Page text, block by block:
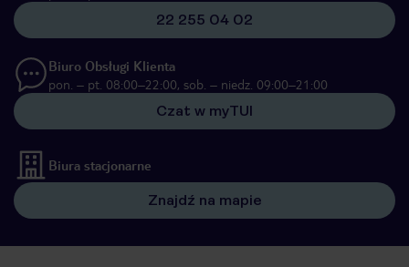
22 255 04 02
Biuro Obsługi Klienta
pon. – pt. 08:00–22:00, sob. – niedz. 09:00–21:00
Czat w myTUI
Biura stacjonarne
Znajdź na mapie